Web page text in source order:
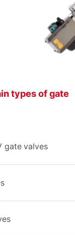
types of gate
gate valves